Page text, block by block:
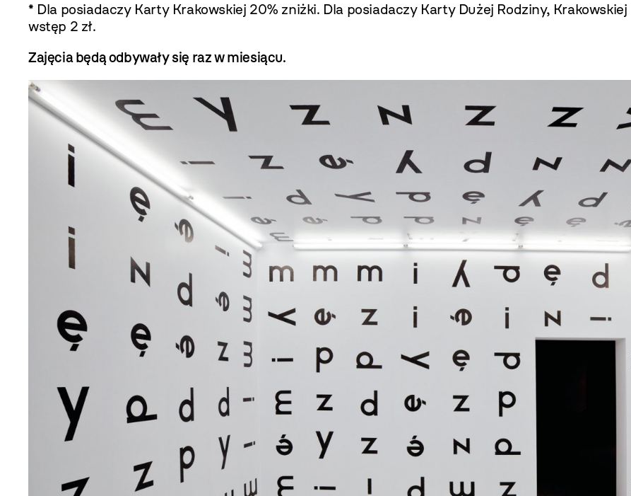
* Dla posiadaczy Karty Krakowskiej 20% zniżki. Dla posiadaczy Karty Dużej Rodziny,
wstęp 2 zł.
Zajęcia będą odbywały się raz w miesiącu.